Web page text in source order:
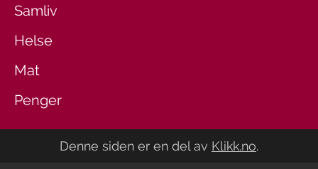
Samliv
Helse
Mat
Penger
Denne siden er en del av Klikk.no.